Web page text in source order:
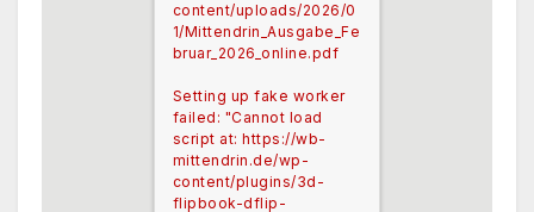
content/uploads/2026/0
1/Mittendrin_Ausgabe_Fe
bruar_2026_online.pdf
Setting up fake worker
failed: "Cannot load
script at: https://wb-
mittendrin.de/wp-
content/plugins/3d-
flipbook-dflip-